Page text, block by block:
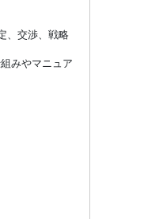
、交渉、戦略
みやマニュア